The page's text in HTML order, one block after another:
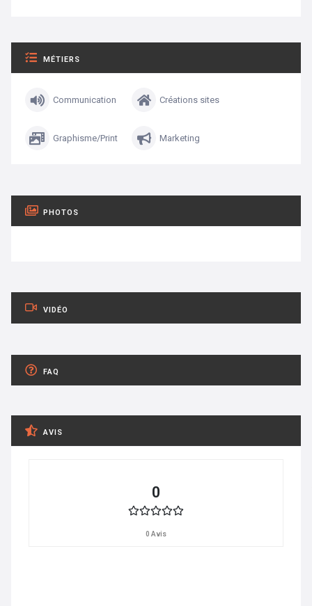
MÉTIERS
Communication Créations sites
Graphisme/Print Marketing
PHOTOS
VIDÉO
FAQ
AVIS
0
0 Avis